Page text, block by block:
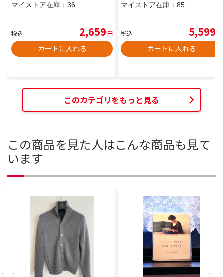
マイストア在庫： 36
税込 2,659円
カートに入れる
マイストア在庫： 85
税込 5,599
カートに入れる
このカテゴリをもっと見る
この商品を見た人はこんな商品も見て
います